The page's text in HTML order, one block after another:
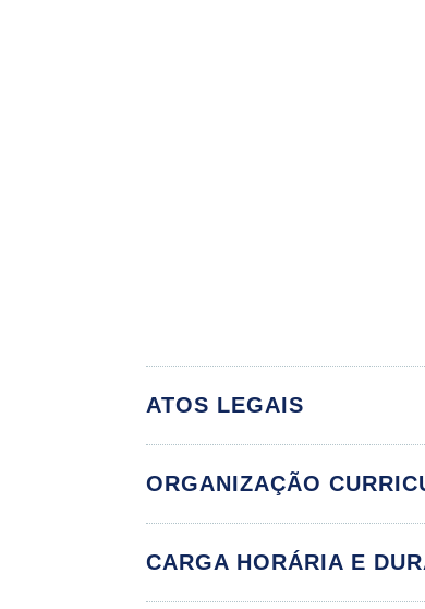
ATOS LEGAIS
ORGANIZAÇÃO
CARGA HORÁRIA E